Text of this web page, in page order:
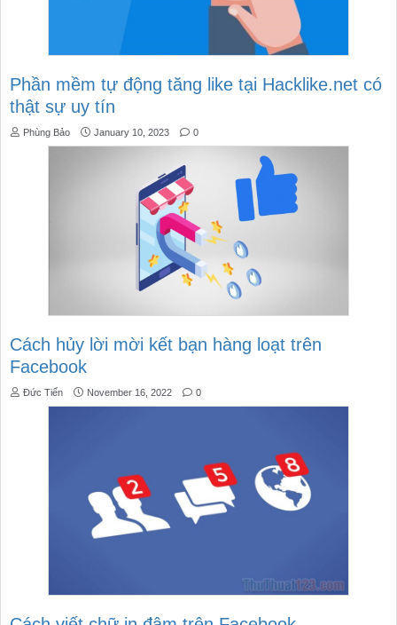
Phần mềm tự động tăng like tại Hacklike.net có
thật sự uy tín
Phùng Bảo January 10, 2023 0
Cách hủy lời mời kết bạn hàng loạt trên
Facebook
Đức Tiến November 16, 2022 0